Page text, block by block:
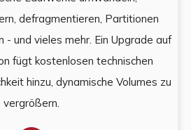
defragmentieren, Partitionen
- und vieles mehr. Ein Upgrade auf
fügt kostenlosen technischen
hinzu, dynamische Volumes zu
vergrößern.